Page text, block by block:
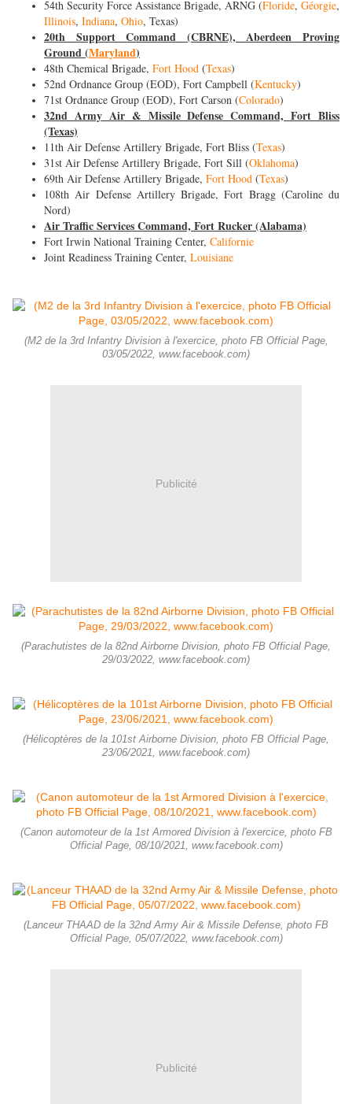
54th Security Force Assistance Brigade, ARNG (Floride, Géorgie,
Illinois, Indiana, Ohio, Texas)
20th Support Command (CBRNE), Aberdeen Proving
Ground (Maryland)
48th Chemical Brigade, Fort Hood (Texas)
52nd Ordnance Group (EOD), Fort Campbell (Kentucky)
71st Ordnance Group (EOD), Fort Carson (Colorado)
32nd Army Air & Missile Defense Command, Fort Bliss
(Texas)
11th Air Defense Artillery Brigade, Fort Bliss (Texas)
31st Air Defense Artillery Brigade, Fort Sill (Oklahoma)
69th Air Defense Artillery Brigade, Fort Hood (Texas)
108th Air Defense Artillery Brigade, Fort Bragg (Caroline du
Nord)
Air Traffic Services Command, Fort Rucker (Alabama)
Fort Irwin National Training Center, Californie
Joint Readiness Training Center, Louisiane
(M2 de la 3rd Infantry Division à l'exercice, photo FB Official Page,
03/05/2022, www.facebook.com)
Publicité
(Parachutistes de la 82nd Airborne Division, photo FB Official Page,
29/03/2022, www.facebook.com)
(Hélicoptères de la 101st Airborne Division, photo FB Official Page,
23/06/2021, www.facebook.com)
(Canon automoteur de la 1st Armored Division à l'exercice, photo FB
Official Page, 08/10/2021, www.facebook.com)
(Lanceur THAAD de la 32nd Army Air & Missile Defense, photo FB
Official Page, 05/07/2022, www.facebook.com)
Publicité